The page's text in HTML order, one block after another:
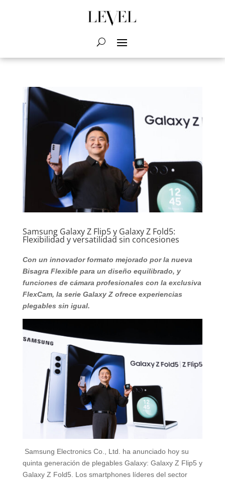
Samsung Galaxy Z Flip5 y Galaxy Z Fold5:
Flexibilidad y versatilidad sin concesiones
Con un innovador formato mejorado por la nueva
Bisagra Flexible para un diseño equilibrado, y
funciones de cámara profesionales con la exclusiva
FlexCam, la serie Galaxy Z ofrece experiencias
plegables sin igual.
Samsung Electronics Co., Ltd. ha anunciado hoy su
quinta generación de plegables Galaxy: Galaxy Z Flip5 y
Galaxy Z Fold5. Los smartphones líderes del sector